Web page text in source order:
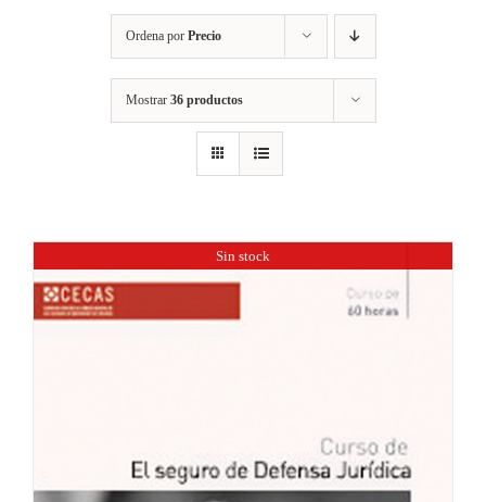
Ordena por Precio
Mostrar 36 productos
Sin stock